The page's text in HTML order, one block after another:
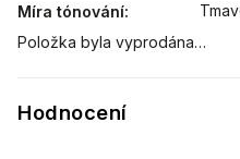
Míra tónování:
Položka byla vyprodána…
Hodnocení